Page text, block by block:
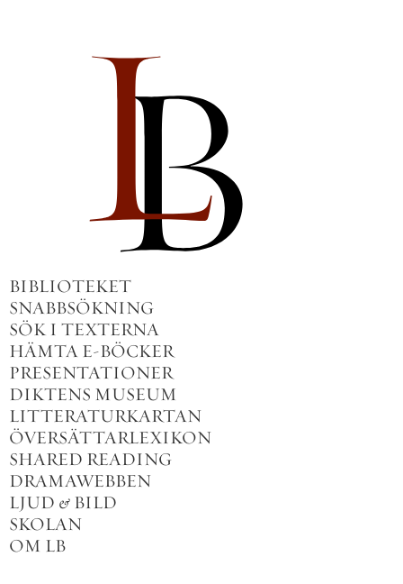
BIBLIOTEKET
SNABBSÖKNING
SÖK I TEXTERNA
HÄMTA E-BÖCKER
PRESENTATIONER
DIKTENS MUSEUM
LITTERATURKARTAN
ÖVERSÄTTARLEXIKON
SHARED READING
DRAMAWEBBEN
LJUD & BILD
SKOLAN
OM LB